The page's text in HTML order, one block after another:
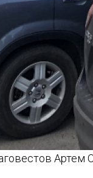
Артем